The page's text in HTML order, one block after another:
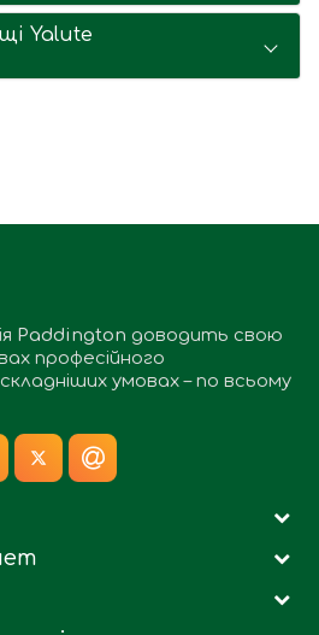
Yalute
Paddington доводить свою
професійного
умовах – по всьому